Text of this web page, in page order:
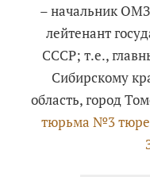
– начальник
лейтенант
СССР; т.е.,
Сибирскому
область, город
тюрьма №3